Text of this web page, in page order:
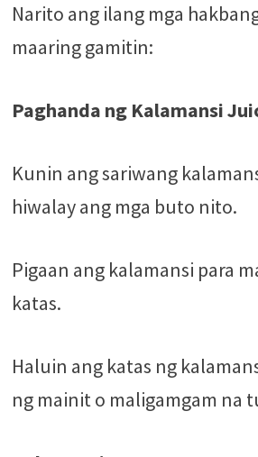
Narito ang ilang mga
maaring gamitin:
Paghanda ng Kalamansi
Kunin ang sariwang
hiwalay ang mga buto nito.
Pigaan ang kalamansi para
katas.
Haluin ang katas ng
ng mainit o maligamgam na